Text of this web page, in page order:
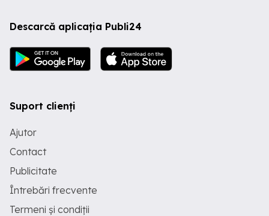
Descarcă aplicația Publi24
Suport clienți
Ajutor
Contact
Publicitate
Întrebări frecvente
Termeni și condiții